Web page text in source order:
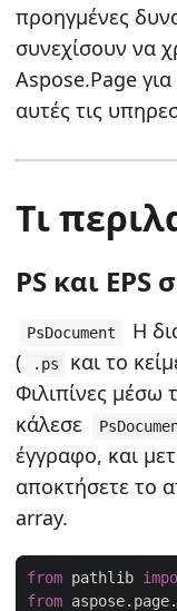
προηγμένες
συνεχίσουν να
Aspose.Page
αυτές τις
Τι
PS και EPS
PsDocument
Η
(
.ps και το
Φιλιπίνες μέσω
κάλεσε
έγγραφο, και
αποκτήσετε το
array.
from pathlib
from